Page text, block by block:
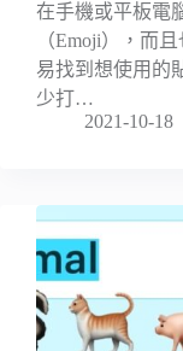
在手機或平板電
（Emoji），而
易找到想使用的
少打…
2021-10-18